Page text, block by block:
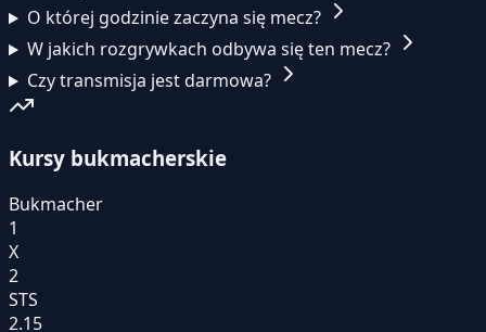
O której godzinie zaczyna się mecz?
W jakich rozgrywkach odbywa się ten mecz?
Czy transmisja jest darmowa?
Kursy bukmacherskie
Bukmacher
1
X
2
STS
2.15